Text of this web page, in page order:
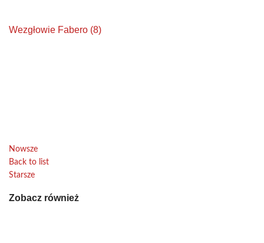
Wezgłowie Fabero (8)
Nowsze
Back to list
Starsze
Zobacz również